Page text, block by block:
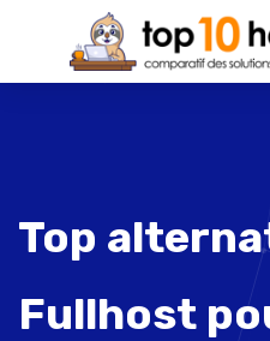
Top
Fullhost